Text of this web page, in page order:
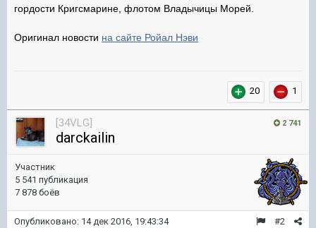
гордости Кригсмарине, флотом Владычицы Морей.
Оригинал новости на сайте Ройал Нэви
20 1
2 741
[34VLG]
darckailin
Участник
5 541 публикация
7 878 боёв
#2
Опубликовано: 14 дек 2016, 19:43:34